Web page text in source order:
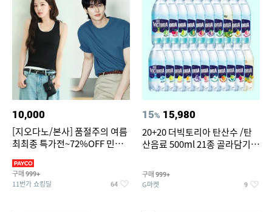
20 대나무돗자리
10,000
[지오다노/본사] 품절주의 여름
최최종 특가전~72%OFF 민소
구매 999+
11번가 쇼킹딜 64
15% 15,980
20+20 더빅토리아 탄산수 /탄
산음료 500ml 21종 골라담기
구매 999+
G마켓 9